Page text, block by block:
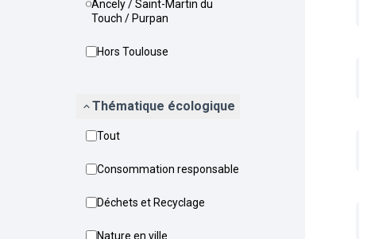
Ancely / Saint-Martin du
Touch / Purpan
Hors Toulouse
Thématique écologique
Tout
Consommation responsable
Déchets et Recyclage
Nature en ville